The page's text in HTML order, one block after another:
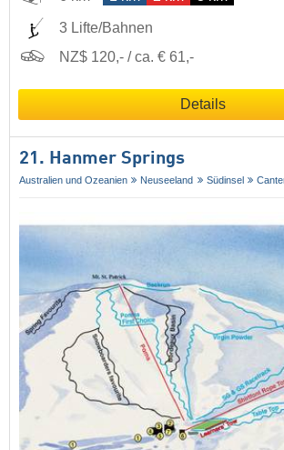
3 Lifte/Bahnen
NZ$ 120,- / ca. € 61,-
Details
21. Hanmer Springs
Australien und Ozeanien Neuseeland Südinsel